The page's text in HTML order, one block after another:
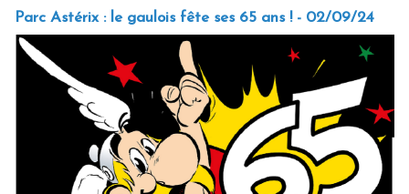
Parc Astérix : le gaulois fête ses 65 ans ! - 02/09/24